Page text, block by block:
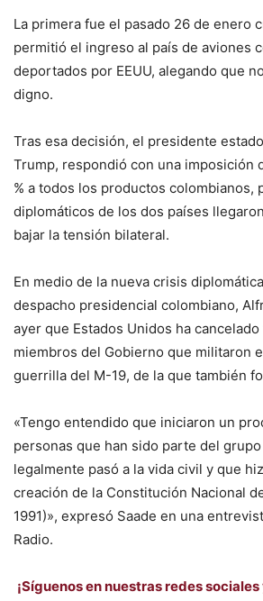
La primera fue el pasado 26 de enero
permitió el ingreso al país de aviones
deportados por EEUU, alegando que
digno.
Tras esa decisión, el presidente
Trump, respondió con una imposición
% a todos los productos colombianos,
diplomáticos de los dos países
bajar la tensión bilateral.
En medio de la nueva crisis
despacho presidencial colombiano,
ayer que Estados Unidos ha
miembros del Gobierno que militaron
guerrilla del M-19, de la que también
«Tengo entendido que iniciaron un
personas que han sido parte del
legalmente pasó a la vida civil y que
creación de la Constitución Nacional
1991)», expresó Saade en una
Radio.
¡Síguenos en nuestras redes